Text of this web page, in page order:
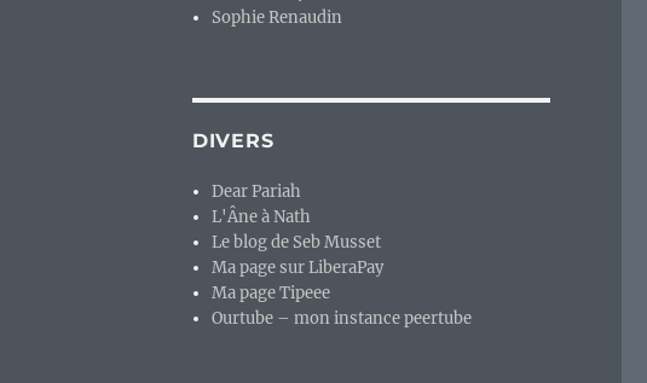
Sophie Renaudin
DIVERS
Dear Pariah
L'Âne à Nath
Le blog de Seb Musset
Ma page sur LiberaPay
Ma page Tipeee
Ourtube – mon instance peertube